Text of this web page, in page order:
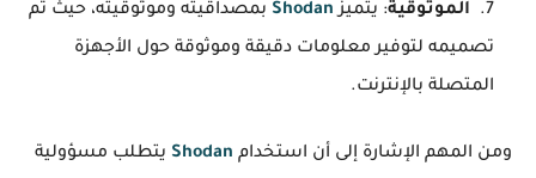
الموثوقية: يتميزShodan بمصداقيته وموثوقيته، حيث تم
تصميمه لتوفير معلومات دقيقة وموثوقة حول الأجهزة
المتصلة بالإنترنت.
ومن المهم الإشارة إلى أن استخدام Shodan يتطلب مسؤولية